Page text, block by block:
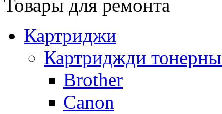
Товары для ремонта
Картриджи
Картриджди
Brother
Canon